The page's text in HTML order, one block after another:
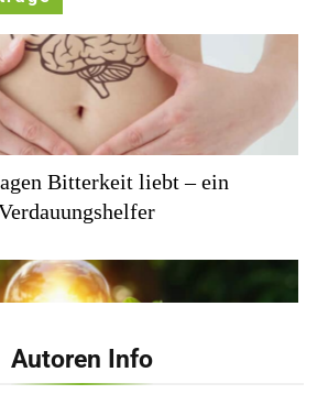
Bitterkeit liebt – ein
Autoren Info